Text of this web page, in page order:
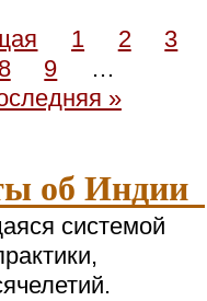
1 2
3
8 9
…
»
об Индии
системой